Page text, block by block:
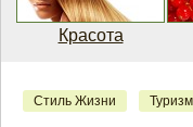
Красота
Стиль Жизни Туризм